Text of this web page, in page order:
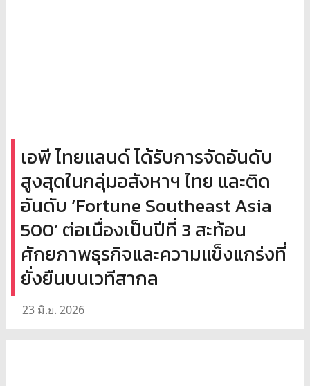
เอพี ไทยแลนด์ ได้รับการจัดอันดับ
สูงสุดในกลุ่มอสังหาฯ ไทย และติด
อันดับ ‘Fortune Southeast Asia
500’ ต่อเนื่องเป็นปีที่ 3 สะท้อน
ศักยภาพธุรกิจและความแข็งแกร่งที่
ยั่งยืนบนเวทีสากล
23 มิ.ย. 2026